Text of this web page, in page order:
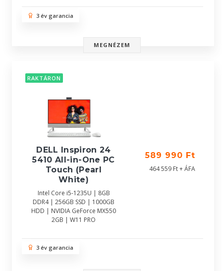
3 év garancia
MEGNÉZEM
RAKTÁRON
DELL Inspiron 24
5410 All-in-One PC
Touch (Pearl
White)
Intel Core i5-1235U | 8GB
DDR4 | 256GB SSD | 1000GB
HDD | NVIDIA GeForce MX550
2GB | W11 PRO
589 990 Ft
464 559 Ft + ÁFA
3 év garancia